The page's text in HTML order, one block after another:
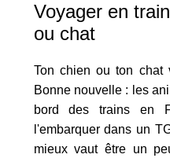
Voyager en
ou chat
Ton chien ou ton
Bonne nouvelle : les
bord des trains en
l'embarquer dans un
mieux vaut être un